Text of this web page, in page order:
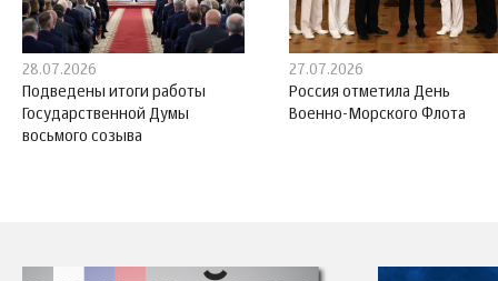
28.07.2026
Подведены итоги работы
Государственной Думы
восьмого созыва
27.07.2026
Россия отметила День
Военно-Морского Флота